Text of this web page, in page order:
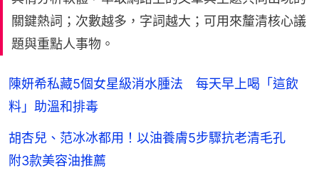
關鍵熱詞；次數越多，字詞越大；可用來釐清核心議
題與重點人事物。
陳妍希私藏5個女星級消水腫法 每天早上喝「這飲
料」助溫和排毒
胡杏兒、范冰冰都用！以油養膚5步驟抗老清毛孔
附3款美容油推薦